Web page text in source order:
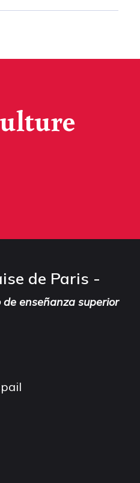
de Paris -
enseñanza superior